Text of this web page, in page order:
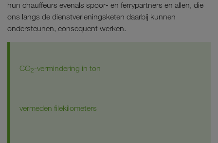
hun chauffeurs evenals spoor- en ferrypartners en allen, die
ons langs de dienstverleningsketen daarbij kunnen
ondersteunen, consequent werken.
CO2-vermindering in ton
vermeden filekilometers